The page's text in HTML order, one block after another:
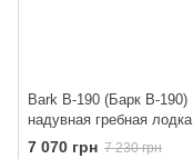
Bark B-190 (Барк В-190)
надувная гребная лодка
7 070 грн 7 230 грн